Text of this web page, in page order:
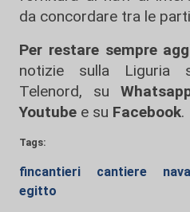
da concordare tra le
Per restare sempre
notizie sulla Liguria
Telenord, su
Youtube e su Facebook.
Tags:
fincantieri cantiere
egitto